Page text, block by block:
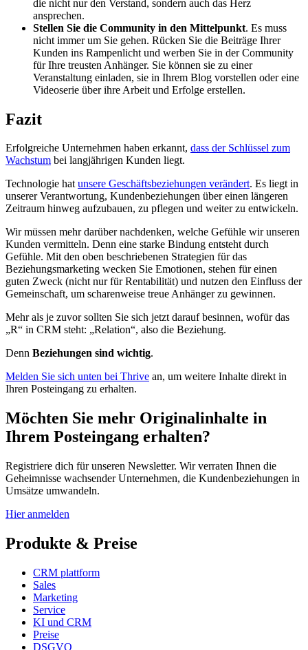
die nicht nur den Verstand, sondern auch das Herz
ansprechen.
Stellen Sie die Community in den Mittelpunkt. Es muss
nicht immer um Sie gehen. Rücken Sie die Beiträge Ihrer
Kunden ins Rampenlicht und werben Sie in der Community
für Ihre treusten Anhänger. Sie können sie zu einer
Veranstaltung einladen, sie in Ihrem Blog vorstellen oder eine
Videoserie über ihre Arbeit und Erfolge erstellen.
Fazit
Erfolgreiche Unternehmen haben erkannt, dass der Schlüssel zum
Wachstum bei langjährigen Kunden liegt.
Technologie hatunsere Geschäftsbeziehungen verändert. Es liegt in
unserer Verantwortung, Kundenbeziehungen über einen längeren
Zeitraum hinweg aufzubauen, zu pflegen und weiter zu entwickeln.
Wir müssen mehr darüber nachdenken, welche Gefühle wir unseren
Kunden vermitteln. Denn eine starke Bindung entsteht durch
Gefühle. Mit den oben beschriebenen Strategien für das
Beziehungsmarketing wecken Sie Emotionen, stehen für einen
guten Zweck (nicht nur für Rentabilität) und nutzen den Einfluss der
Gemeinschaft, um scharenweise treue Anhänger zu gewinnen.
Mehr als je zuvor sollten Sie sich jetzt darauf besinnen, wofür das
„R“ in CRM steht: „Relation“, also die Beziehung.
Denn Beziehungen sind wichtig.
Melden Sie sich unten bei Thrive an, um weitere Inhalte direkt in
Ihren Posteingang zu erhalten.
Möchten Sie mehr Originalinhalte in
Ihrem Posteingang erhalten?
Registriere dich für unseren Newsletter. Wir verraten Ihnen die
Geheimnisse wachsender Unternehmen, die Kundenbeziehungen in
Umsätze umwandeln.
Hier anmelden
Produkte & Preise
CRM plattform
Sales
Marketing
Service
KI und CRM
Preise
DSGVO